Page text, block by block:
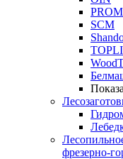
SCM
фрезерно-